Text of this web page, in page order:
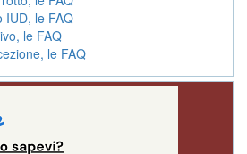
IUD, le FAQ
le FAQ
le FAQ